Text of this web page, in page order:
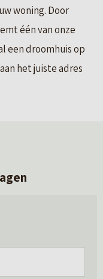
woning. Door
één van onze
een droomhuis op
het juiste adres